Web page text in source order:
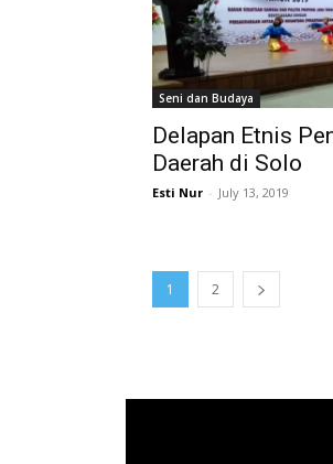
Seni dan Budaya
Delapan Etnis
Daerah di Solo
Esti Nur - July 13, 2019
1 2